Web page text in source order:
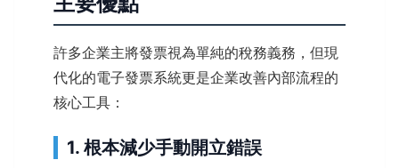
許多企業主將發票視為單純的稅務義務，但現
代化的電子發票系統更是企業改善內部流程的
核心工具：
1. 根本減少手動開立錯誤